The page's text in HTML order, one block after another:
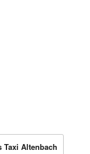
Taxi Altenbach